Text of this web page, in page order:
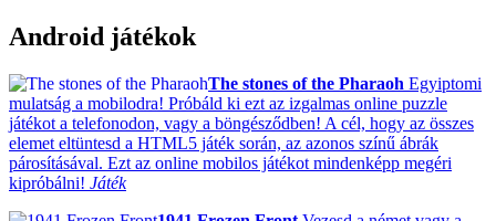
Android játékok
The stones of the Pharaoh Egyiptomi
mulatság a mobilodra! Próbáld ki ezt az izgalmas online puzzle
játékot a telefonodon, vagy a böngésződben! A cél, hogy az összes
elemet eltüntesd a HTML5 játék során, az azonos színű ábrák
párosításával. Ezt az online mobilos játékot mindenképp megéri
kipróbálni! Játék